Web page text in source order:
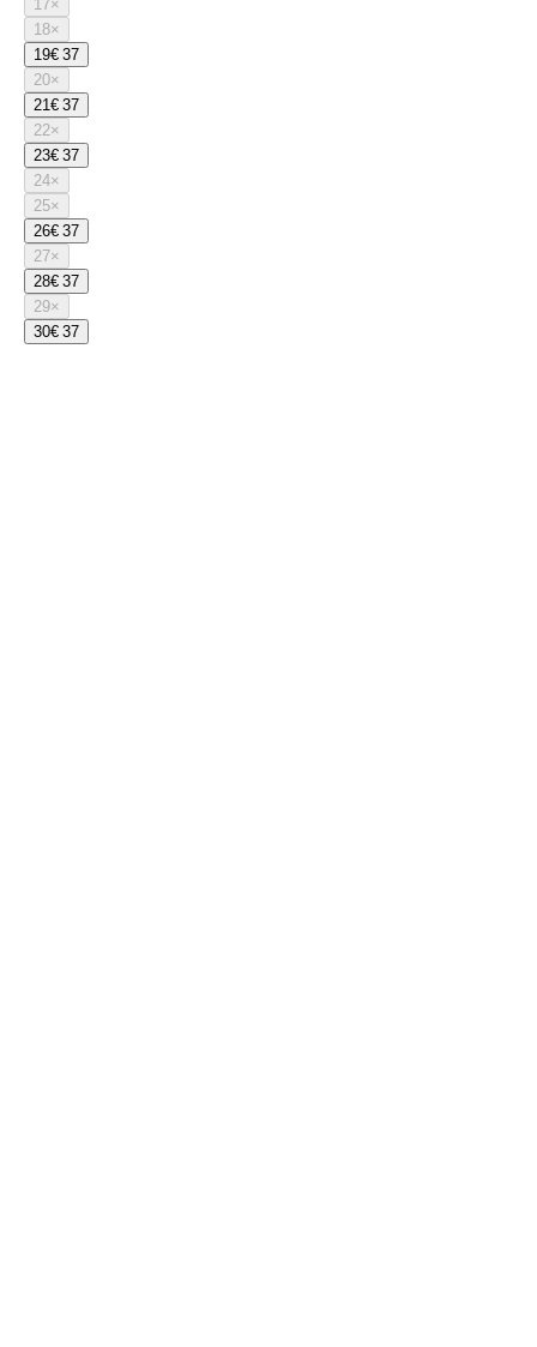
17×
18×
19€ 37
20×
21€ 37
22×
23€ 37
24×
25×
26€ 37
27×
28€ 37
29×
30€ 37